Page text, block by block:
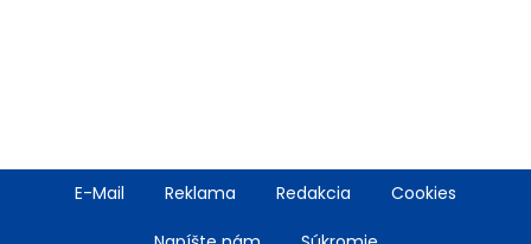
FooterE-Mail Reklama Redakcia Cookies